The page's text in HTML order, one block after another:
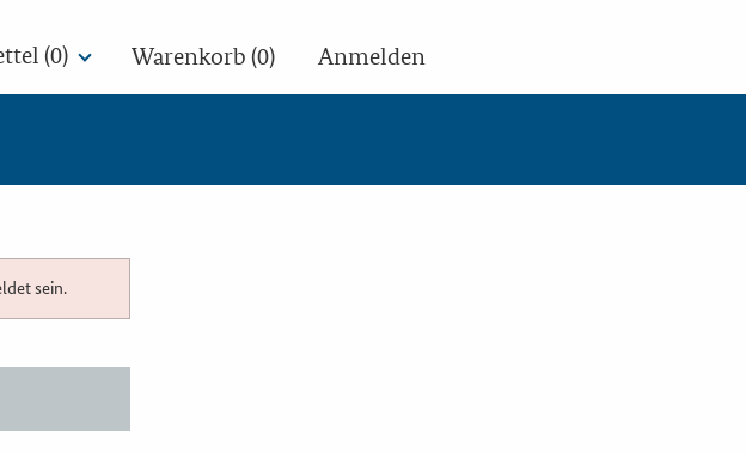
(0) Warenkorb (0) Anmelden
sein.